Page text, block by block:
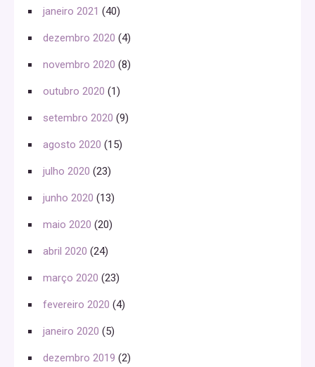
janeiro 2021 (40)
dezembro 2020 (4)
novembro 2020 (8)
outubro 2020 (1)
setembro 2020 (9)
agosto 2020 (15)
julho 2020 (23)
junho 2020 (13)
maio 2020 (20)
abril 2020 (24)
março 2020 (23)
fevereiro 2020 (4)
janeiro 2020 (5)
dezembro 2019 (2)